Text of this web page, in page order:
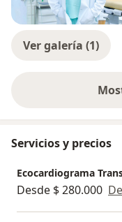
Ver galería (1)
Servicios y precios
Ecocardiograma
Desde $ 280.000